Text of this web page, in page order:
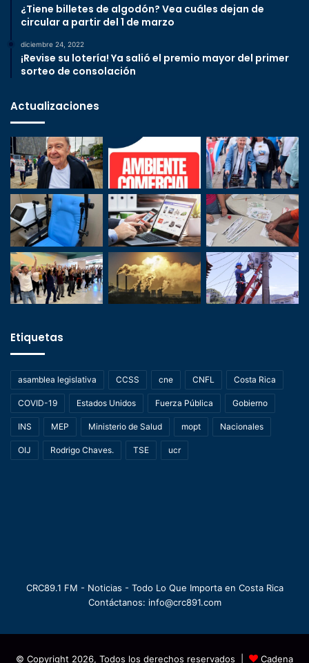
¿Tiene billetes de algodón? Vea cuáles dejan de
circular a partir del 1 de marzo
diciembre 24, 2022
¡Revise su lotería! Ya salió el premio mayor del primer
sorteo de consolación
Actualizaciones
Etiquetas
asamblea legislativa CCSS cne CNFL Costa Rica
COVID-19 Estados Unidos Fuerza Pública Gobierno
INS MEP Ministerio de Salud mopt Nacionales
OIJ Rodrigo Chaves. TSE ucr
CRC89.1 FM - Noticias - Todo Lo Que Importa en Costa Rica
Contáctanos: info@crc891.com
© Copyright 2026, Todos los derechos reservados | Cadena